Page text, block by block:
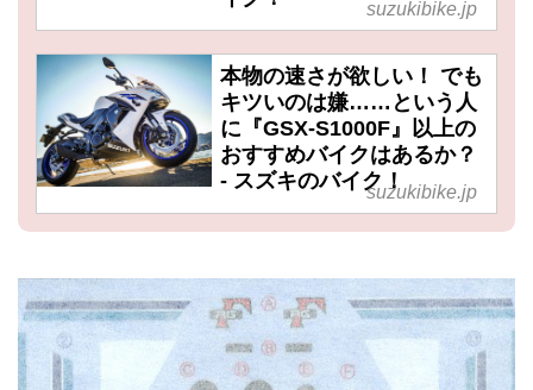
suzukibike.jp
本物の速さが欲しい！ でも
キツいのは嫌……という人
に『GSX-S1000F』以上の
おすすめバイクはあるか？
- スズキのバイク！suzukibike.jp